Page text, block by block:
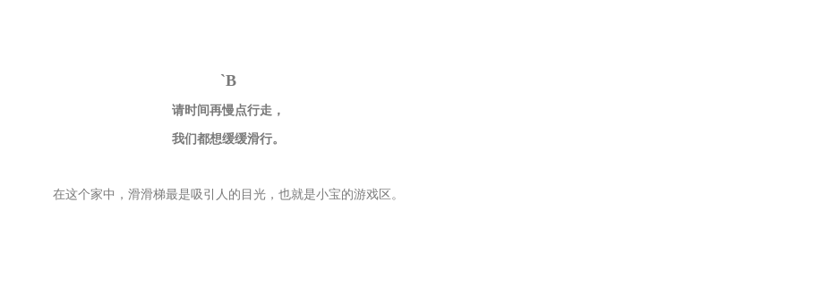
`B
请时间再慢点行走，
我们都想缓缓滑行。
在这个家中，滑滑梯最是吸引人的目光，也就是小宝的游戏区。